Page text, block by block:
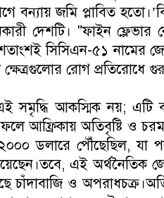
জমি প্লাবিত
দেশটি। "ফাইন ফ্লেভার
সিসিএন-৫১ নামের
রোগ প্রতিরোধে
সমৃদ্ধি আকস্মিক নয়; এটি
আফ্রিকায় অতিবৃষ্টি ও
১২০০০ ডলারে পৌঁছেছিল,
এই অর্থনৈতিক
চাঁদাবাজি ও